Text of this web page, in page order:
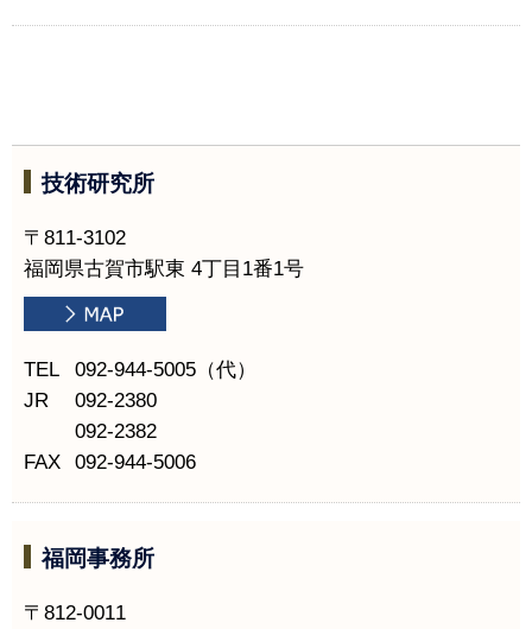
技術研究所
〒811-3102
福岡県古賀市駅東 4丁目1番1号
TEL
092-944-5005（代）
JR
092-2380
092-2382
FAX
092-944-5006
福岡事務所
〒812-0011